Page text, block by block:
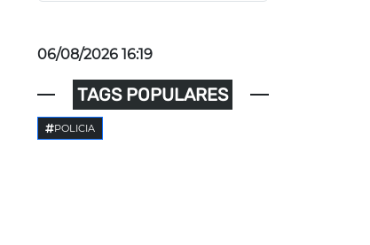
06/08/2026 16:19
TAGS POPULARES
POLICIA